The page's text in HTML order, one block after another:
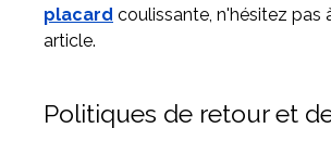
placard coulissante, n'hésitez pas
article.
Politiques de retour et